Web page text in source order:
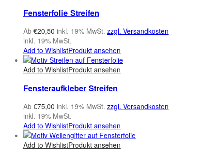
Fensterfolie Streifen
Ab €20,50 inkl. 19% MwSt. zzgl. Versandkosten
inkl. 19% MwSt.
Add to WishlistProdukt ansehen
Add to WishlistProdukt ansehen
Fensteraufkleber Streifen
Ab €75,00 inkl. 19% MwSt. zzgl. Versandkosten
inkl. 19% MwSt.
Add to WishlistProdukt ansehen
Add to WishlistProdukt ansehen